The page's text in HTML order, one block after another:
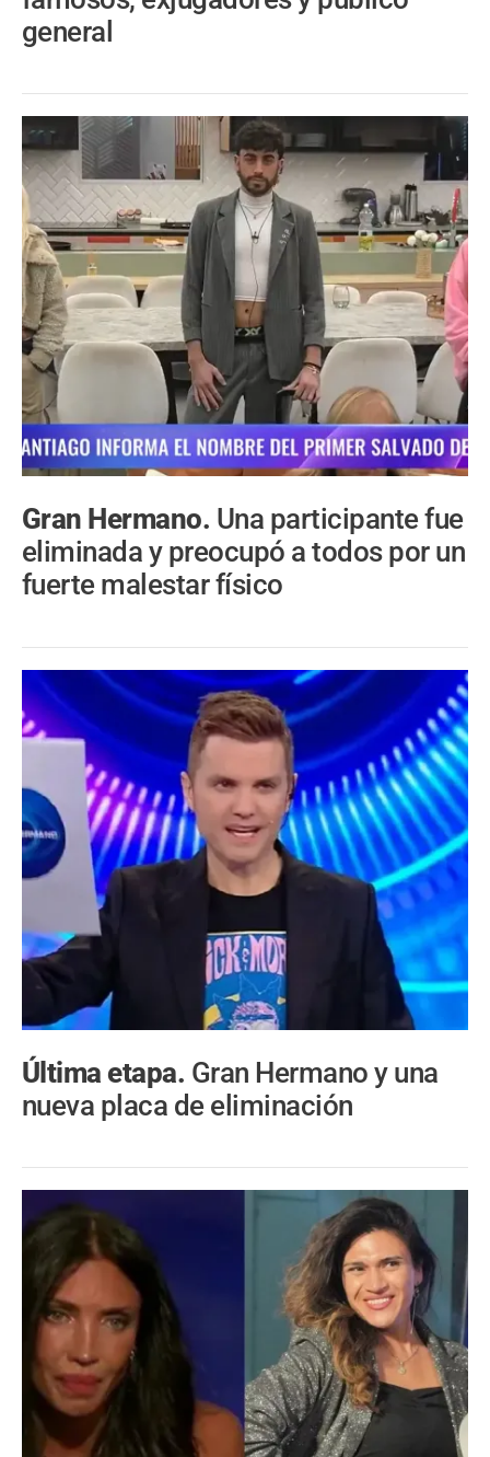
general
Gran Hermano. Una participante fue
eliminada y preocupó a todos por un
fuerte malestar físico
Última etapa. Gran Hermano y una
nueva placa de eliminación